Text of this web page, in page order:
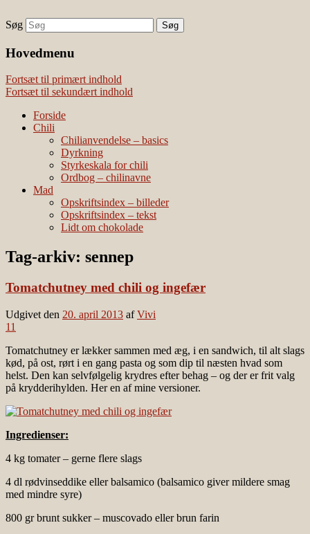
Наши партнеры
лучшие займы
Vivis chili
chili – dyrkning og mad
Søg
Hovedmenu
Fortsæt til primært indhold
Fortsæt til sekundært indhold
Forside
Chili
Chilianvendelse – basics
Dyrkning
Styrkeskala for chili
Ordbog – chilinavne
Mad
Opskriftsindex – billeder
Opskriftsindex – tekst
Lidt om chokolade
Tag-arkiv: sennep
Tomatchutney med chili og ingefær
Udgivet den 20. april 2013 afVivi
11
Tomatchutney er lækker sammen med æg, i en sandwich, til alt slags
kød, på ost, rørt i en gang pasta og som dip til næsten hvad som
helst. Den kan selvfølgelig krydres efter behag – og der er frit valg
på krydderihylden. Her en af mine versioner.
Ingredienser:
4 kg tomater – gerne flere slags
4 dl rødvinseddike eller balsamico (balsamico giver mildere smag
med mindre syre)
800 gr brunt sukker – muscovado eller brun farin